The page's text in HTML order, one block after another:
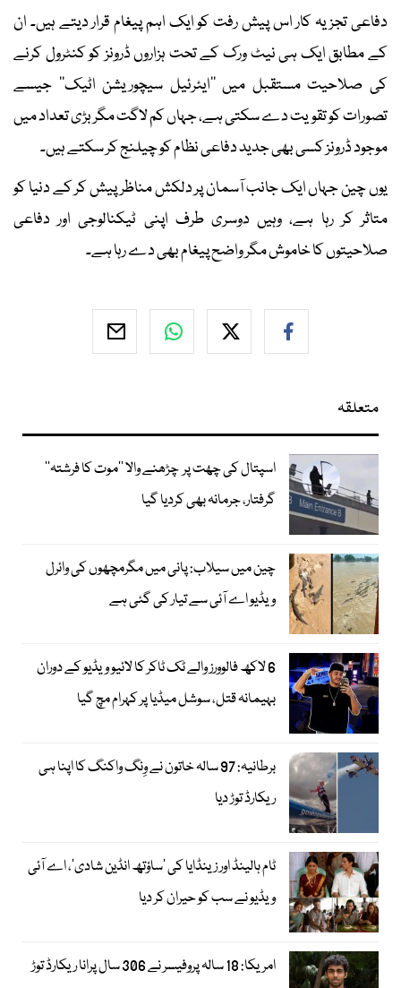
دفاعی تجزیہ کار اس پیش رفت کو ایک اہم پیغام قرار دیتے ہیں۔ ان
کے مطابق ایک ہی نیٹ ورک کے تحت ہزاروں ڈرونز کو کنٹرول کرنے
کی صلاحیت مستقبل میں ’’ایئرئیل سیچوریشن اٹیک‘‘ جیسے
تصورات کو تقویت دے سکتی ہے، جہاں کم لاگت مگر بڑی تعداد میں
موجود ڈرونز کسی بھی جدید دفاعی نظام کو چیلنج کر سکتے ہیں۔
یوں چین جہاں ایک جانب آسمان پر دلکش مناظر پیش کر کے دنیا کو
متاثر کر رہا ہے، وہیں دوسری طرف اپنی ٹیکنالوجی اور دفاعی
صلاحیتوں کا خاموش مگر واضح پیغام بھی دے رہا ہے۔
متعلقہ
اسپتال کی چھت پر چڑھنے والا ’’موت کا فرشتہ‘‘
گرفتار، جرمانہ بھی کردیا گیا
چین میں سیلاب: پانی میں مگرمچھوں کی وائرل
ویڈیو اے آئی سے تیار کی گئی ہے
6 لاکھ فالوورز والے ٹک ٹاکر کا لائیو ویڈیو کے دوران
بہیمانہ قتل، سوشل میڈیا پر کہرام مچ گیا
برطانیہ: 97 سالہ خاتون نے وِنگ واکنگ کا اپنا ہی
ریکارڈ توڑ دیا
ٹام ہالینڈ اور زینڈایا کی ’ساؤتھ انڈین شادی‘، اے آئی
ویڈیو نے سب کو حیران کر دیا
امریکا: 18 سالہ پروفیسر نے 306 سال پرانا ریکارڈ توڑ